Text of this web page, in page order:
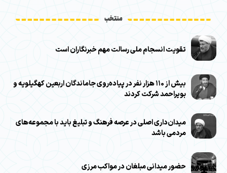
منتخب
تقویت انسجام ملی رسالت مهم خبرنگاران است
بیش از ۱۱۰ هزار نفر در پیاده‌روی جاماندگان اربعین کهگیلویه و
بویراحمد شرکت کردند
میدان‌داری اصلی در عرصه فرهنگ و تبلیغ باید با مجموعه‌های
مردمی باشد
حضور میدانی مبلغان در مواکب مرزی